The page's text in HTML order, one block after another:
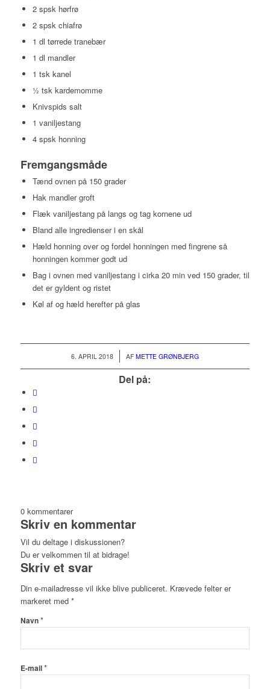
2 spsk hørfrø
2 spsk chiafrø
1 dl tørrede tranebær
1 dl mandler
1 tsk kanel
½ tsk kardemomme
Knivspids salt
1 vaniljestang
4 spsk honning
Fremgangsmåde
Tænd ovnen på 150 grader
Hak mandler groft
Flæk vaniljestang på langs og tag kornene ud
Bland alle ingredienser i en skål
Hæld honning over og fordel honningen med fingrene så
honningen kommer godt ud
Bag i ovnen med vaniljestang i cirka 20 min ved 150 grader, til
det er gyldent og ristet
Køl af og hæld herefter på glas
6. APRIL 2018
/ AF METTE GRØNBJERG
Del på:
0 kommentarer
Skriv en kommentar
Vil du deltage i diskussionen?
Du er velkommen til at bidrage!
Skriv et svar
Din e-mailadresse vil ikke blive publiceret. Krævede felter er
markeret med *
Navn*
E-mail*